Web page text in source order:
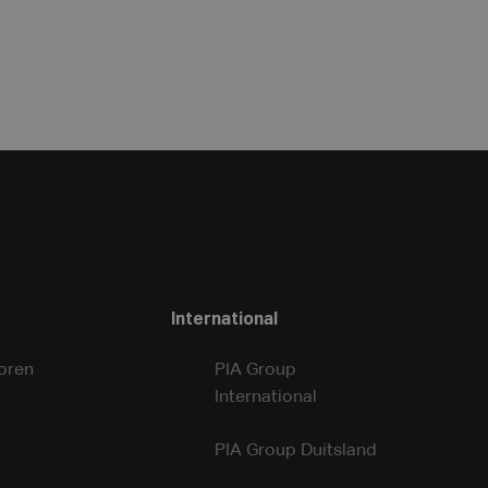
International
PIA Group
International
PIA Group Duitsland